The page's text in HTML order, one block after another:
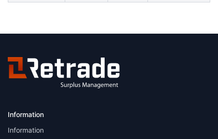
Information
Information